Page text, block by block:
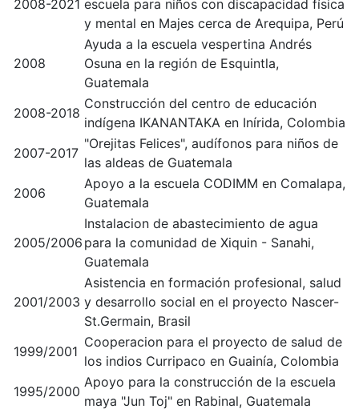
2008-2021 escuela para niños con discapacidad física
y mental en Majes cerca de Arequipa, Perú
2008
Ayuda a la escuela vespertina Andrés
Osuna en la región de Esquintla,
Guatemala
2008-2018
Construcción del centro de educación
indígena IKANANTAKA en Inírida, Colombia
2007-2017
"Orejitas Felices", audífonos para niños de
las aldeas de Guatemala
2006
Apoyo a la escuela CODIMM en Comalapa,
Guatemala
2005/2006
Instalacion de abastecimiento de agua
para la comunidad de Xiquin - Sanahi,
Guatemala
2001/2003
Asistencia en formación profesional, salud
y desarrollo social en el proyecto Nascer-
St.Germain, Brasil
1999/2001
Cooperacion para el proyecto de salud de
los indios Curripaco en Guainía, Colombia
1995/2000
Apoyo para la construcción de la escuela
maya "Jun Toj" en Rabinal, Guatemala